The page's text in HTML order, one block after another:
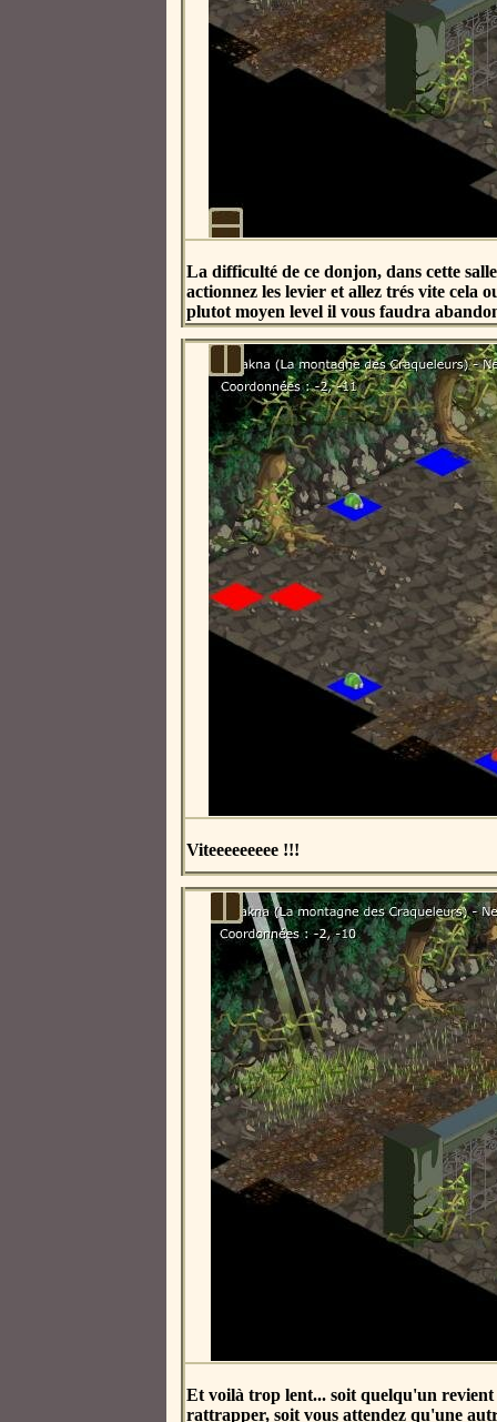
La difficulté de ce donjon, dans cette
actionnez les levier et allez trés vite cela
plutot moyen level il vous faudra
Viteeeeeeeee !!!
Et voilà trop lent... soit quelqu'un
rattrapper, soit vous attendez qu'une